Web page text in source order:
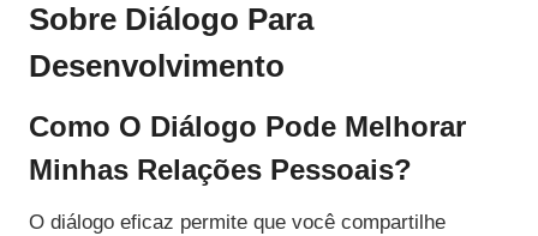
Sobre Diálogo Para
Desenvolvimento
Como O Diálogo Pode Melhorar
Minhas Relações Pessoais?
O diálogo eficaz permite que você compartilhe